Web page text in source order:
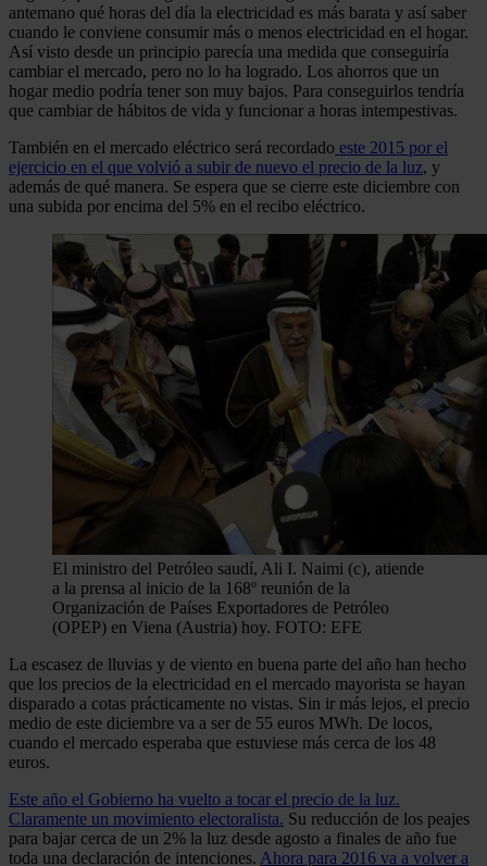
antemano qué horas del día la electricidad es más barata y así saber
cuando le conviene consumir más o menos electricidad en el hogar.
Así visto desde un principio parecía una medida que conseguiría
cambiar el mercado, pero no lo ha logrado. Los ahorros que un
hogar medio podría tener son muy bajos. Para conseguirlos tendría
que cambiar de hábitos de vida y funcionar a horas intempestivas.
También en el mercado eléctrico será recordado este 2015 por el
ejercicio en el que volvió a subir de nuevo el precio de la luz, y
además de qué manera. Se espera que se cierre este diciembre con
una subida por encima del 5% en el recibo eléctrico.
El ministro del Petróleo saudí, Ali I. Naimi (c), atiende
a la prensa al inicio de la 168º reunión de la
Organización de Países Exportadores de Petróleo
(OPEP) en Viena (Austria) hoy. FOTO: EFE
La escasez de lluvias y de viento en buena parte del año han hecho
que los precios de la electricidad en el mercado mayorista se hayan
disparado a cotas prácticamente no vistas. Sin ir más lejos, el precio
medio de este diciembre va a ser de 55 euros MWh. De locos,
cuando el mercado esperaba que estuviese más cerca de los 48
euros.
Este año el Gobierno ha vuelto a tocar el precio de la luz.
Claramente un movimiento electoralista. Su reducción de los peajes
para bajar cerca de un 2% la luz desde agosto a finales de año fue
toda una declaración de intenciones. Ahora para 2016 va a volver a